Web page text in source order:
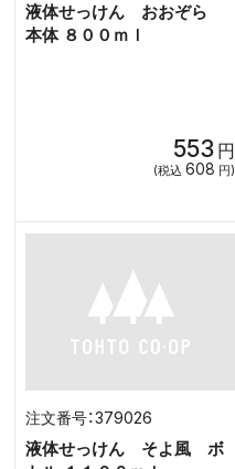
液体せっけん おおぞら
本体 ８００ｍｌ
553 円
(税込 608 円)
379026
液体せっけん そよ風 ボ